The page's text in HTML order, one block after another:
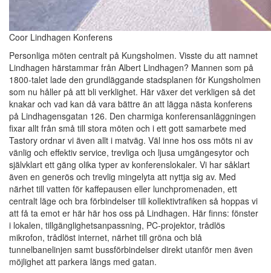
Coor Lindhagen Konferens
Personliga möten centralt på Kungsholmen. Visste du att namnet
Lindhagen härstammar från Albert Lindhagen? Mannen som på
1800-talet lade den grundläggande stadsplanen för Kungsholmen
som nu håller på att bli verklighet. Här växer det verkligen så det
knakar och vad kan då vara bättre än att lägga nästa konferens
på Lindhagensgatan 126. Den charmiga konferensanläggningen
fixar allt från små till stora möten och i ett gott samarbete med
Tastory ordnar vi även allt i matväg. Väl inne hos oss möts ni av
vänlig och effektiv service, trevliga och ljusa umgängesytor och
självklart ett gäng olika typer av konferenslokaler. Vi har såklart
även en generös och trevlig mingelyta att nyttja sig av. Med
närhet till vatten för kaffepausen eller lunchpromenaden, ett
centralt läge och bra förbindelser till kollektivtrafiken så hoppas vi
att få ta emot er här här hos oss på Lindhagen. Här finns: fönster
i lokalen, tillgänglighetsanpassning, PC-projektor, trådlös
mikrofon, trådlöst internet, närhet till gröna och blå
tunnelbanelinjen samt bussförbindelser direkt utanför men även
möjlighet att parkera längs med gatan.